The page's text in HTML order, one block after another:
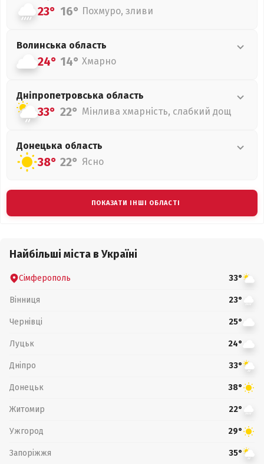
23° 16° Похмуро, зливи
Волинська область
24° 14° Хмарно
Дніпропетровська область
33° 22° Мінлива хмарність, слабкий дощ
Донецька область
38° 22° Ясно
ПОКАЗАТИ ІНШІ ОБЛАСТІ
Найбільші міста в Україні
Сімферополь 33°
Вінниця 23°
Чернівці 25°
Луцьк 24°
Дніпро 33°
Донецьк 38°
Житомир 22°
Ужгород 29°
Запоріжжя 35°